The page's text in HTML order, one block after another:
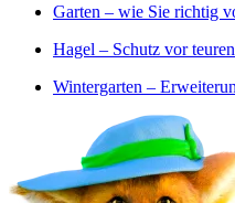
Garten – wie Sie richtig
Hagel – Schutz vor
Wintergarten –